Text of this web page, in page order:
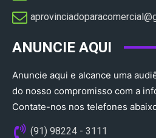
ANUNCIE AQUI
Anuncie aqui e alcance uma
do nosso compromisso com a
Contate-nos nos telefones
(91) 98224 - 3111